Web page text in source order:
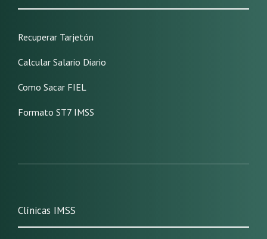
Recuperar Tarjetón
Calcular Salario Diario
Como Sacar FIEL
Formato ST7 IMSS
Clínicas IMSS